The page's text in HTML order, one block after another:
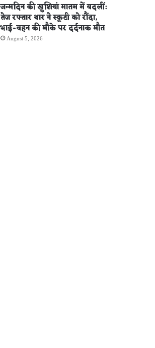
जन्मदिन की खुशियां मातम में बदलीं:
तेज रफ्तार थार ने स्कूटी को रौंदा,
भाई-बहन की मौके पर दर्दनाक मौत
August 5, 2026